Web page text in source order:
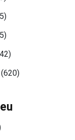
(620)